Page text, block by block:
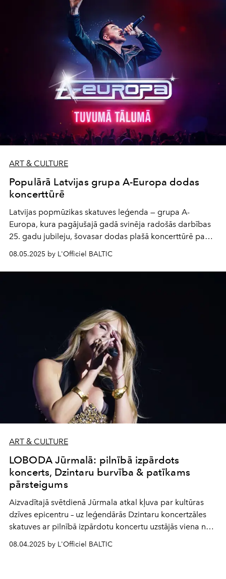
pavedinošajās izteiksmēs. Glezniecība bija pirmā
– vizuāla bauda, ne tikai apbrīnojot
mākslinieka meistarību, bet arī sižeta vēstījumu.
ART & CULTURE
Populārā Latvijas grupa A-Europa dodas
koncerttūrē
Latvijas popmūzikas skatuves leģenda — grupa A-
Europa, kura pagājušajā gadā svinēja radošās darbības
25. gadu jubileju, šovasar dodas plašā koncerttūrē pa
muzikālās enerģijas devu.
08.05.2025 by L'Officiel BALTIC
ART & CULTURE
LOBODA Jūrmalā: pilnībā izpārdots
koncerts, Dzintaru burvība & patīkams
pārsteigums
Aizvadītajā svētdienā Jūrmala atkal kļuva par kultūras
dzīves epicentru – uz leģendārās Dzintaru koncertzāles
skatuves ar pilnībā izpārdotu koncertu uzstājās viena no
Loboda. Koncerts norisinājās mākslinieces pasaules
08.04.2025 by L'Officiel BALTIC